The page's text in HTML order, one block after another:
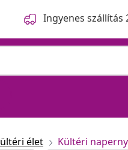
Ingyenes szállítás
élet Kültéri